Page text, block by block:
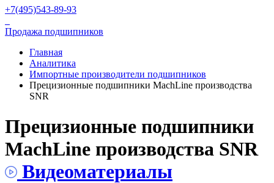
+7(495)543-89-93
Продажа подшипников
Главная
Аналитика
Импортные производители подшипников
Прецизионные подшипники MachLine производства
SNR
Прецизионные подшипники
MachLine производства SNR
Видеоматериалы